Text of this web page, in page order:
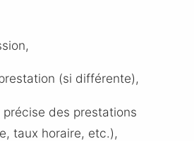
(si différente),
précise des prestations
taux horaire, etc.),